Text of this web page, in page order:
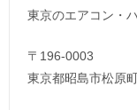
東京のエアコン・
〒196-0003
東京都昭島市松原